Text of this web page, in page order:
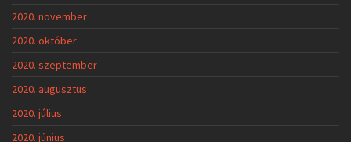
2020. november
2020. október
2020. szeptember
2020. augusztus
2020. július
2020. június